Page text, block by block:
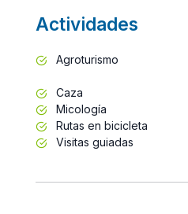
Actividades
Agroturismo
Caza
Micología
Rutas en bicicleta
Visitas guiadas